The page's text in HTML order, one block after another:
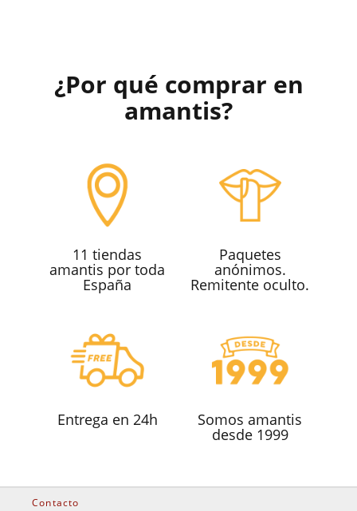
¿Por qué comprar en
amantis?
11 tiendas
amantis por toda
España
Paquetes
anónimos.
Remitente oculto.
Entrega en 24h Somos amantis
desde 1999
Contacto